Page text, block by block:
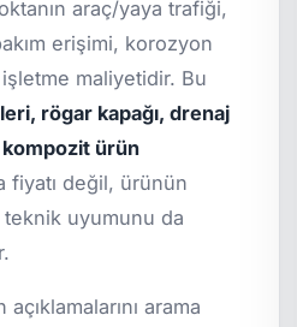
araç/yaya trafiği,
erişimi, korozyon
maliyetidir. Bu
rögar kapağı, drenaj
ürün
fiyatı değil, ürünün
uyumunu da
arama